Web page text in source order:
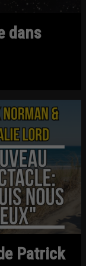
dans
Patrick